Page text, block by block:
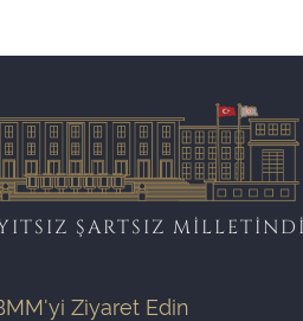
ŞARTSIZ
Ziyaret Edin